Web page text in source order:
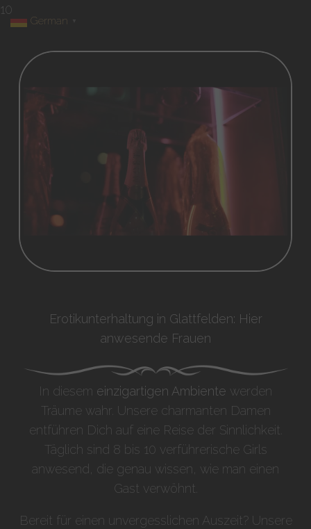
10
Erotikunterhaltung in Glattfelden: Hier
anwesende Frauen
In diesem einzigartigen Ambiente werden
Träume wahr. Unsere charmanten Damen
entführen Dich auf eine Reise der Sinnlichkeit.
Täglich sind 8 bis 10 verführerische Girls
anwesend, die genau wissen, wie man einen
Gast verwöhnt.
Bereit für einen unvergesslichen Auszeit? Unsere
German